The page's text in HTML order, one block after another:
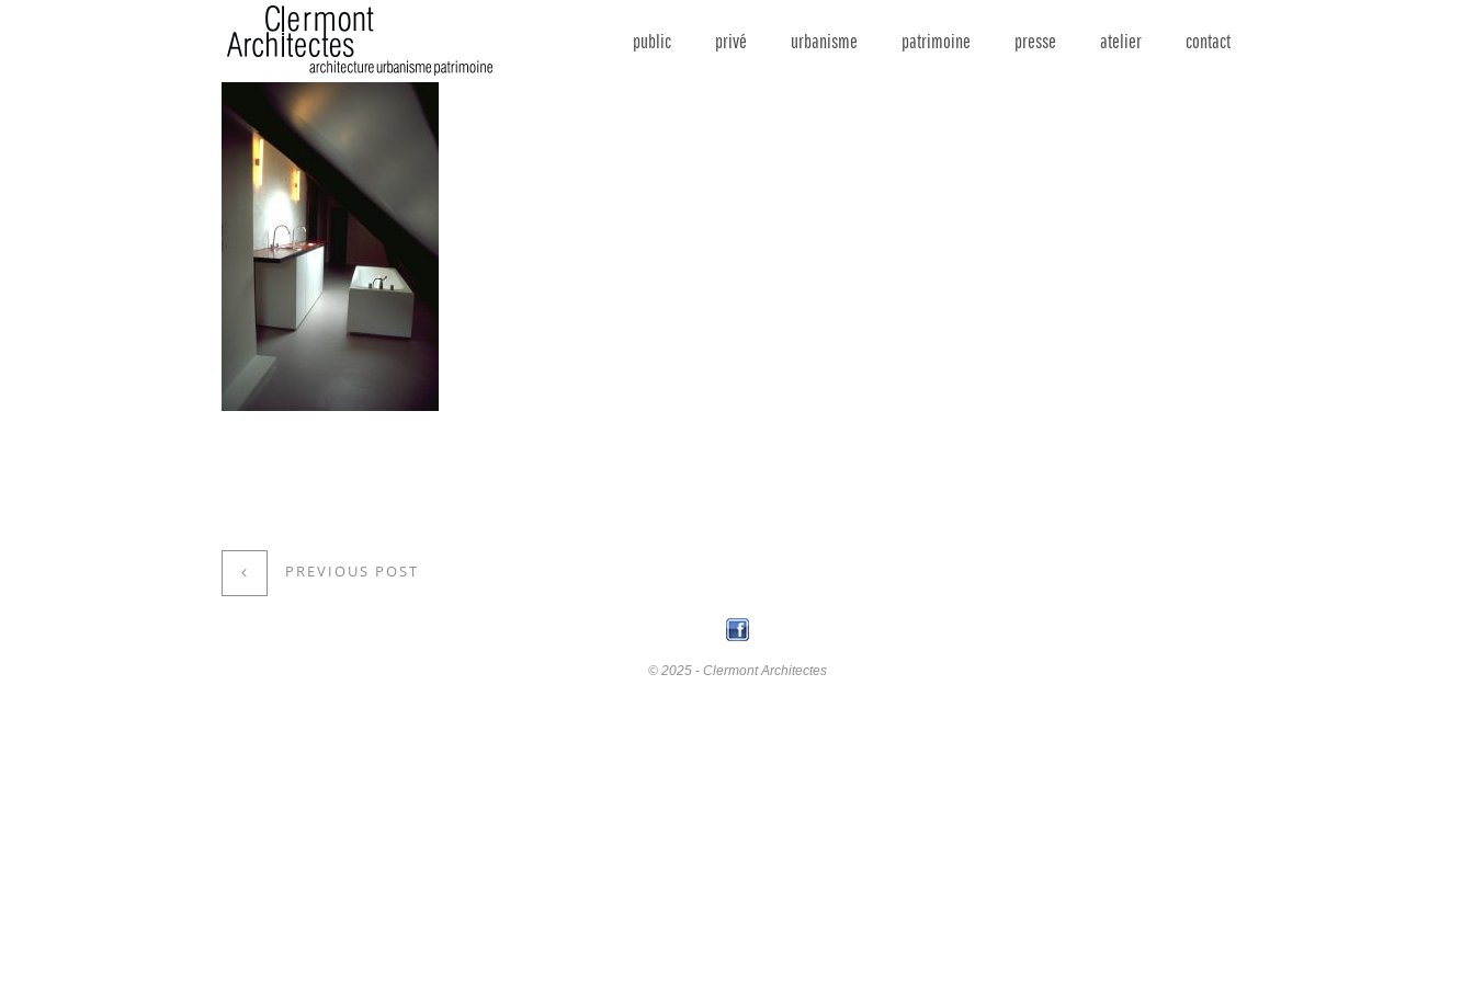
public privé urbanisme patrimoine presse atelier contact
PREVIOUS POST
© 2025 - Clermont Architectes